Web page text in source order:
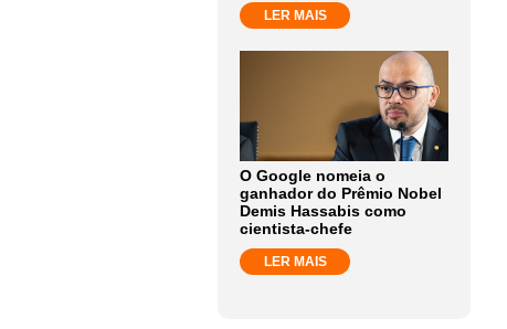
LER MAIS
O Google nomeia o
ganhador do Prêmio Nobel
Demis Hassabis como
cientista-chefe
LER MAIS